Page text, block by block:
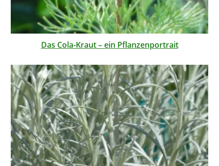
Das Cola-Kraut – ein Pflanzenportrait